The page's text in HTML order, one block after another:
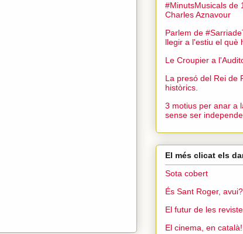
#MinutsMusicals de
Charles Aznavour
Parlem de
llegir a l'estiu el què
Le Croupier a
La presó del Rei de
històrics.
3 motius per anar a
sense ser
El més clicat els
Sota cobert
És Sant Roger, avui?
El futur de les
El cinema, en català!